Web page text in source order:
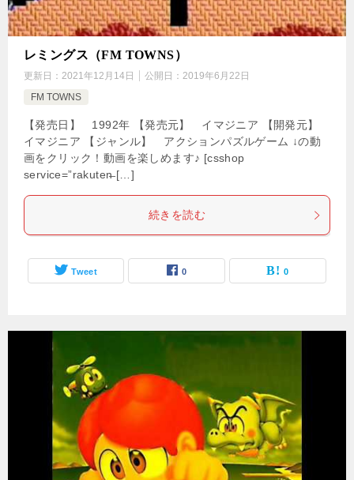
レミングス（FM TOWNS）
更新日： 2021年12月14日 公開日： 2019年6月22日
FM TOWNS
【発売日】 1992年 【発売元】 イマジニア 【開発元】
イマジニア 【ジャンル】 アクションパズルゲーム ↓の動
画をクリック！動画を楽しめます♪ [csshop
service=”rakuten̶ […]
続きを読む
Tweet 0 0